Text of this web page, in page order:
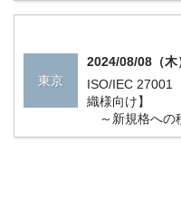
東京
2024/08/08（木
ISO/IEC 27001
織
～新規格への